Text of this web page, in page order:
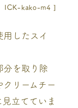
ICK-kako-m4
したスイ
分を取り除
リームチー
立てていま